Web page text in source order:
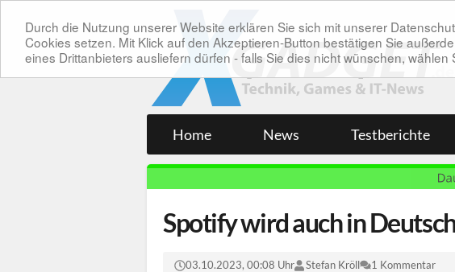
Durch die Nutzung unserer Website erklären Sie sich mit unserer
Cookies setzen. Mit Klick auf den Akzeptieren-Button bestätigen Sie
eines Drittanbieters ausliefern dürfen - falls Sie dies nicht wünschen,
Home News Testberichte
Spotify wird auch in
03.10.2023, 00:08 Uhr Stefan Kröll 1 Kommentar